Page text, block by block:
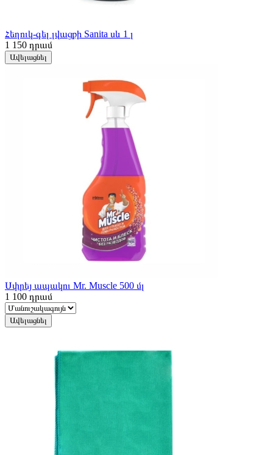
Հեղուկ-գել լվացքի Sanita սև 1 լ
1 150 դրամ
Ավելացնել
Սփրեյ ապակու Mr. Muscle 500 մլ
1 100 դրամ
Ավելացնել